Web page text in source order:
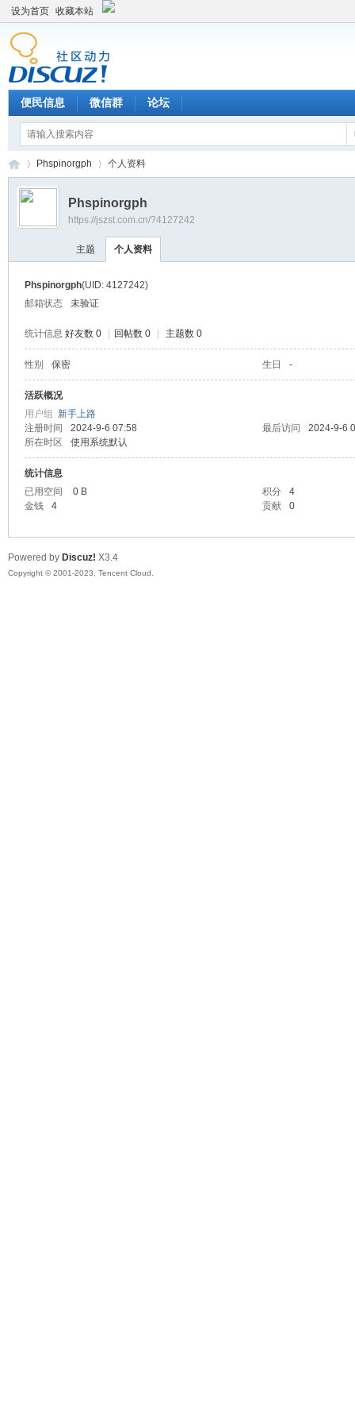
设为首页 收藏本站
便民信息 微信群 论坛
›
Phspinorgph 个人资料
Phspinorgph
https://jszst.com.cn/?4127242
主题 个人资料
Phspinorgph(UID: 4127242)
邮箱状态
未验证
统计信息 好友数 0 回帖数 0 主题数 0
性别 保密 生日 -
活跃概况
用户组 新手上路
注册时间
2024-9-6 07:58 最后访问
2024-9-6
所在时区
使用系统默认
统计信息
已用空间
0 B 积分
4
金钱
4 贡献 0
Powered by Discuz! X3.4
Copyright © 2001-2023, Tencent Cloud.